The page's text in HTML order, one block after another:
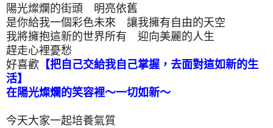
陽光燦爛的街頭 明亮依舊
是你給我一個彩色未來 讓我擁有自由的天空
我將擁抱這新的世界所有 迎向美麗的人生
趕走心裡憂愁
好喜歡 【把自己交給我自己掌握，去面對這如新的生
活】
在陽光燦爛的笑容裡～一切如新～
今天大家一起培養氣質